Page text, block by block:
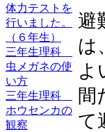
体力テストを
行いました。
（６年生）
三年生理科
虫メガネの使
い方
三年生理科
ホウセンカの
観察
避
は
よ
間
て